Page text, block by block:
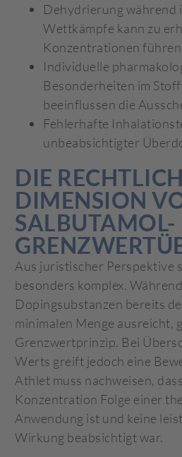
Dehydrierung während
Wettkämpfe kann zu
Konzentrationen führen
Individuelle
Besonderheiten im
beeinflussen die
Fehlerhafte
unbeabsichtigter
DIE
DIMENSION
SALBUTAMOL-
Aus juristischer Perspektive
besonders komplex.
Dopingsubstanzen bereits
minimalen Menge ausreicht,
Grenzwertprinzip. Bei
Werts greift jedoch eine
Athlet muss nachweisen,
Konzentration Folge einer
Anwendung ist und keine
Wirkung beabsichtigt war.